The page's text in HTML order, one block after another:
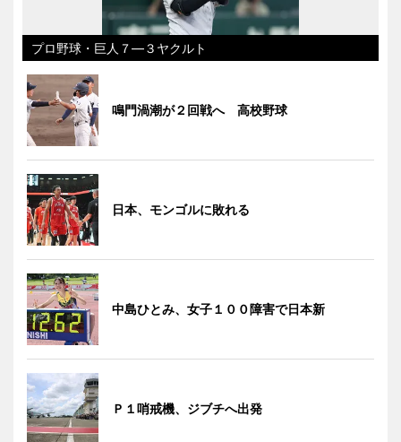
プロ野球・巨人７―３ヤクルト
鳴門渦潮が２回戦へ 高校野球
日本、モンゴルに敗れる
中島ひとみ、女子１００障害で日本新
Ｐ１哨戒機、ジブチへ出発